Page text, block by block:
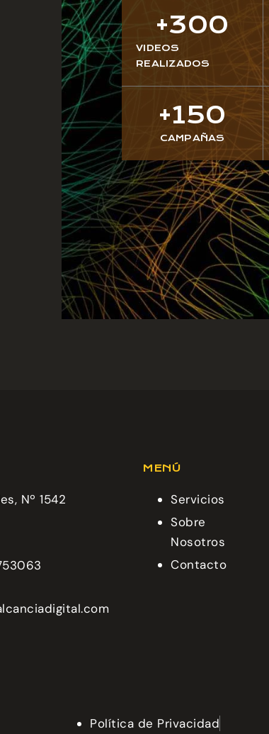
VIDEOS
REALIZADOS
+300
CAMPAÑAS
+150
Nº 1542
MENÚ
Servicios
Sobre
Nosotros
Contacto
Política de Privacidad